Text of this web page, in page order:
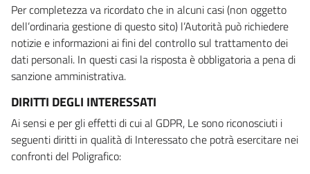
Per completezza va ricordato che in alcuni casi (non oggetto
dell’ordinaria gestione di questo sito) l’Autorità può richiedere
notizie e informazioni ai fini del controllo sul trattamento dei
dati personali. In questi casi la risposta è obbligatoria a pena di
sanzione amministrativa.
DIRITTI DEGLI INTERESSATI
Ai sensi e per gli effetti di cui al GDPR, Le sono riconosciuti i
seguenti diritti in qualità di Interessato che potrà esercitare nei
confronti del Poligrafico: